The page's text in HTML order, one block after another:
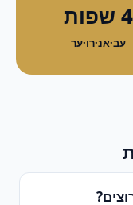
4 שפות
עב·אנ·רו·ער